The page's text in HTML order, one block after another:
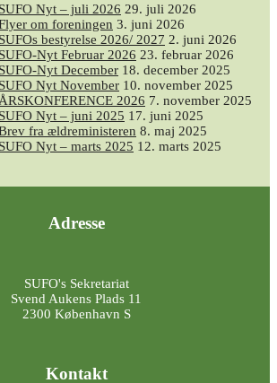
SUFO Nyt – juli 2026 29. juli 2026
om foreningen 3. juni 2026
SUFOs bestyrelse 2026/ 2027 2. juni 2026
SUFO-Nyt Februar 2026 23. februar 2026
SUFO-Nyt December 18. december 2025
SUFO Nyt November 10. november 2025
ÅRSKONFERENCE 2026 7. november 2025
SUFO Nyt – juni 2025 17. juni 2025
fra ældreministeren 8. maj 2025
SUFO Nyt – marts 2025 12. marts 2025
Adresse
SUFO's Sekretariat
Svend Aukens Plads 11
2300 København S
Kontakt